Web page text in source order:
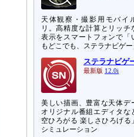
天体観察・撮影用モバイ
リ。高精度な計算とリッチ
表示をスマートフォンで「
もどこでも、ステラナビゲー
ステラナビゲ
最新版 12.0i
美しい描画、豊富な天体デ
オリジナル番組エディタな
空ひろがる 楽しさひろげる
シミュレーション